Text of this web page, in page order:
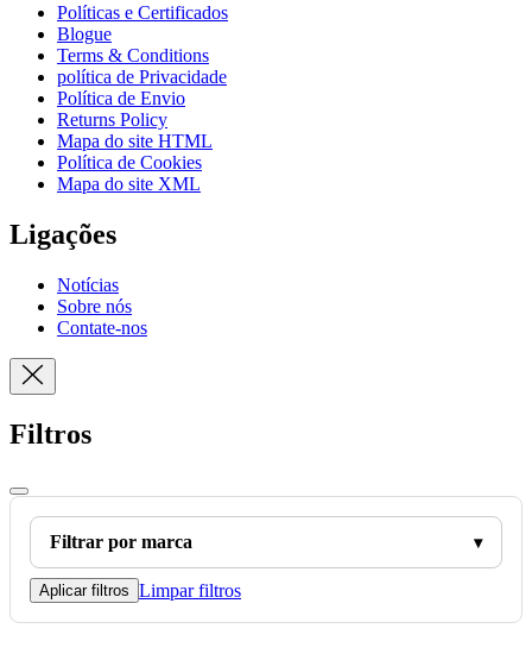
Políticas e Certificados
Blogue
Terms & Conditions
política de Privacidade
Política de Envio
Returns Policy
Mapa do site HTML
Política de Cookies
Mapa do site XML
Ligações
Notícias
Sobre nós
Contate-nos
Filtros
Filtrar por marca
Aplicar filtros Limpar filtros